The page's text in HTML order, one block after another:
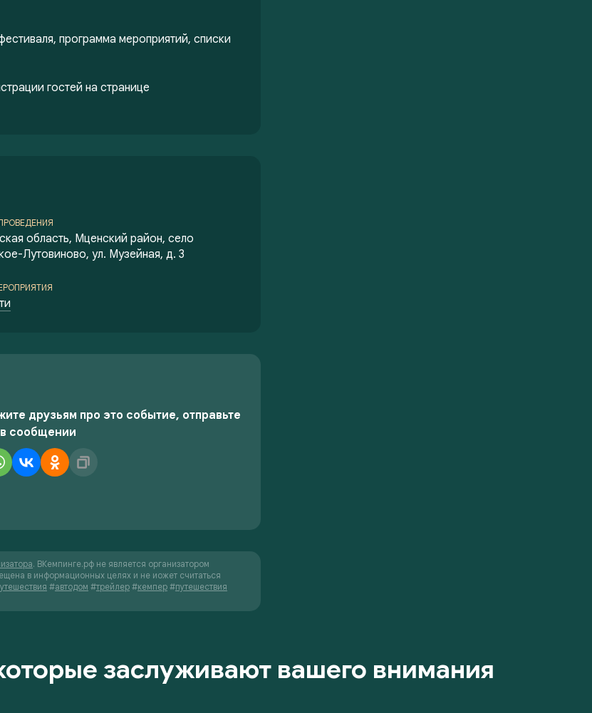
программа мероприятий, списки
гостей на странице
область, Мценский район, село
Лутовиново, ул. Музейная, д. 3
друзьям про это событие, отправьте
сообщении
. ВКемпинге.рф не является организатором
в информационных целях и не иожет считаться
#автодом #трейлер #кемпер #путешествия
заслуживают вашего внимания